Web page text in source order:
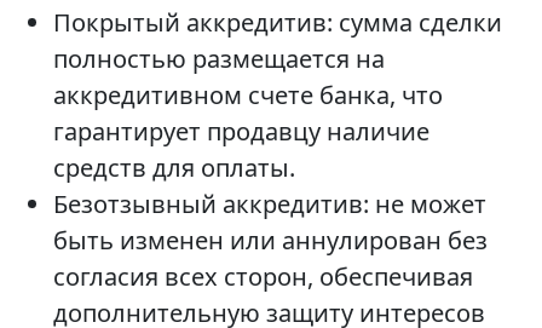
Покрытый аккредитив: сумма сделки
полностью размещается на
аккредитивном счете банка, что
гарантирует продавцу наличие
средств для оплаты.
Безотзывный аккредитив: не может
быть изменен или аннулирован без
согласия всех сторон, обеспечивая
дополнительную защиту интересов